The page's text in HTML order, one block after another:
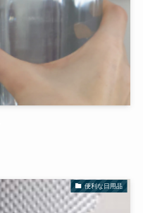
便利な日用品